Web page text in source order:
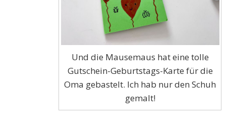
Und die Mausemaus hat eine tolle
Gutschein-Geburtstags-Karte für die
Oma gebastelt. Ich hab nur den Schuh
gemalt!